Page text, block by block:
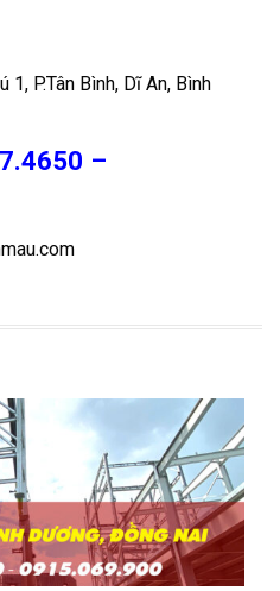
1, P.Tân Bình, Dĩ An, Bình
–